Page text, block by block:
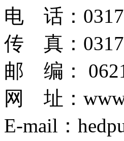
电 话：
传 真：
邮 编：
网 址：
E-mail：